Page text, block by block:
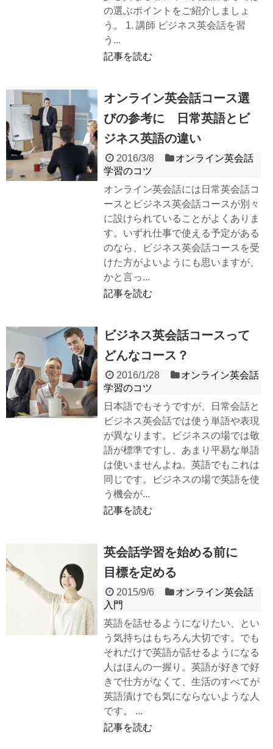
の選ぶポイントをご紹介しましょ
う。 1. 講師 ビジネス英会話を習
う...
記事を読む
オンライン英会話コース選
びの参考に 日常英語とビ
ジネス英語の違い
2016/3/8
オンライン英会話
学習のコツ
オンライン英会話には日常英会話コ
ースとビジネス英会話コースが別々
に設けられていることがよくありま
す。いずれ仕事で使える予定がある
のなら、ビジネス英会話コースを受
けた方がよいようにも思いますが、
かと言っ...
記事を読む
ビジネス英会話コースって
どんなコース？
2016/1/28
オンライン英会話
学習のコツ
日本語でもそうですが、日常会話と
ビジネス英会話では使う単語や表現
が異なります。ビジネスの場では敬
語が標準ですし、あまり平易な単語
は使いませんよね。英語でもこれは
同じです。ビジネスの場で英語を使
う機会が...
記事を読む
英会話学習を始める前に
目標を定める
2015/9/6
オンライン英会話
入門
英語を話せるようになりたい、とい
う気持ちはもちろん大切です。でも
それだけで英語が話せるようになる
人はほんの一握り。英語が好きで好
きで仕方がなくて、生活のすべてが
英語漬けでも気にならないような人
です。 ...
記事を読む